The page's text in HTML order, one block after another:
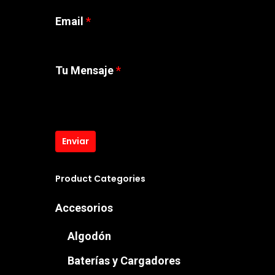
Email *
Tu Mensaje*
Enviar
Product Categories
Accesorios
Algodón
Baterías y Cargadores